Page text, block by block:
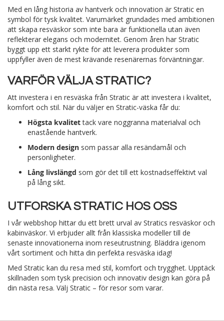
Med en lång historia av hantverk och innovation är Stratic en
symbol för tysk kvalitet. Varumärket grundades med ambitionen
att skapa resväskor som inte bara är funktionella utan även
reflekterar elegans och modernitet. Genom åren har Stratic
byggt upp ett starkt rykte för att leverera produkter som
uppfyller även de mest krävande resenärernas förväntningar.
VARFÖR VÄLJA STRATIC?
Att investera i en resväska från Stratic är att investera i kvalitet,
komfort och stil. När du väljer en Stratic-väska får du:
Högsta kvalitettack vare noggranna materialval och
enastående hantverk.
Modern design som passar alla resändamål och
personligheter.
Lång livslängd som gör det till ett kostnadseffektivt val
på lång sikt.
UTFORSKA STRATIC HOS OSS
I vår webbshop hittar du ett brett urval av Stratics resväskor och
kabinväskor. Vi erbjuder allt från klassiska modeller till de
senaste innovationerna inom reseutrustning. Bläddra igenom
vårt sortiment och hitta din perfekta resväska idag!
Med Stratic kan du resa med stil, komfort och trygghet. Upptäck
skillnaden som tysk precision och innovativ design kan göra på
din nästa resa. Välj Stratic – för resor som varar.